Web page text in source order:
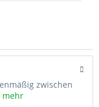
zwischen
mehr